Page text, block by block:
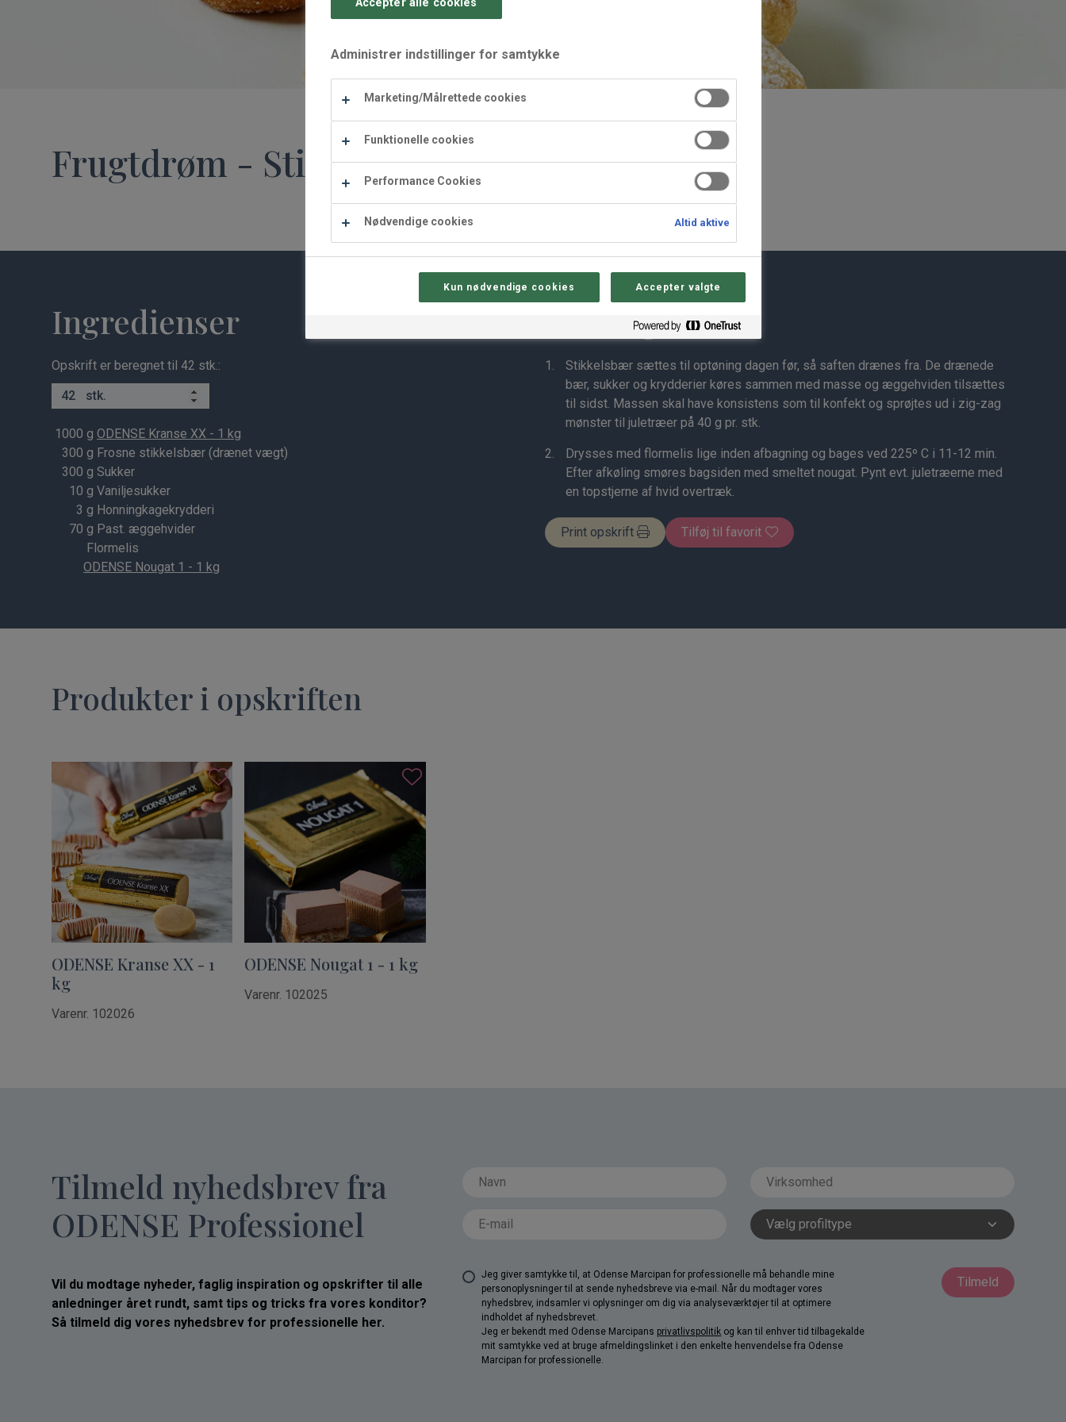
Frugtdrøm - Stikkelsbær
Ingredienser
Opskrift er beregnet til 42 stk.:
stk.
1000 g ODENSE Kranse XX - 1 kg
300 g Frosne stikkelsbær (drænet vægt)
300 g Sukker
10 g Vaniljesukker
3 g Honningkagekrydderi
70 g Past. æggehvider
Flormelis
ODENSE Nougat 1 - 1 kg
Sådan gør du
Stikkelsbær sættes til optøning dagen før, så saften drænes fra. De drænede
bær, sukker og krydderier køres sammen med masse og æggehviden tilsættes
til sidst. Massen skal have konsistens som til konfekt og sprøjtes ud i zig-zag
mønster til juletræer på 40 g pr. stk.
Drysses med flormelis lige inden afbagning og bages ved 225º C i 11-12 min.
Efter afkøling smøres bagsiden med smeltet nougat. Pynt evt. juletræerne med
en topstjerne af hvid overtræk.
Print opskrift Tilføj til favorit
Produkter i opskriften
ODENSE Kranse XX - 1
kg
Varenr. 102026
ODENSE Nougat 1 - 1 kg
Varenr. 102025
Tilmeld nyhedsbrev fra
ODENSE Professionel
Vil du modtage nyheder, faglig inspiration og opskrifter til alle
anledninger året rundt, samt tips og tricks fra vores konditor?
Så tilmeld dig vores nyhedsbrev for professionelle her.
Jeg giver samtykke til, at Odense Marcipan for professionelle må behandle mine
personoplysninger til at sende nyhedsbreve via e-mail. Når du modtager vores
nyhedsbrev, indsamler vi oplysninger om dig via analyseværktøjer til at optimere
indholdet af nyhedsbrevet.
Jeg er bekendt med Odense Marcipans privatlivspolitik og kan til enhver tid tilbagekalde
mit samtykke ved at bruge afmeldingslinket i den enkelte henvendelse fra Odense
Marcipan for professionelle.
Tilmeld
Accepter alle cookies
Administrer indstillinger for samtykke
Marketing/Målrettede cookies
Funktionelle cookies
Performance Cookies
Nødvendige cookies Altid aktive
Kun nødvendige cookies Accepter valgte